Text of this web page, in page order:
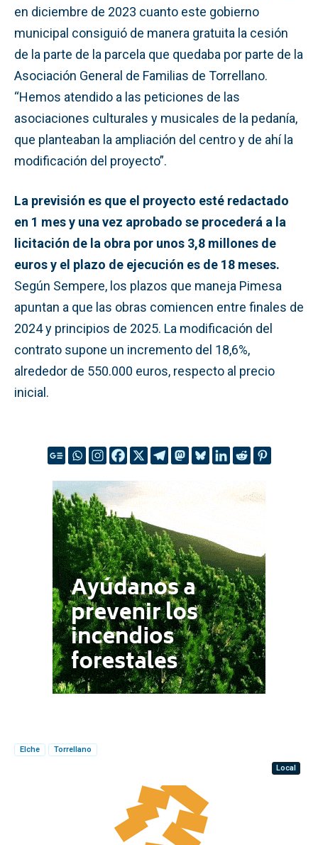
en diciembre de 2023 cuanto este gobierno
municipal consiguió de manera gratuita la cesión
de la parte de la parcela que quedaba por parte de la
Asociación General de Familias de Torrellano.
“Hemos atendido a las peticiones de las
asociaciones culturales y musicales de la pedanía,
que planteaban la ampliación del centro y de ahí la
modificación del proyecto”.
La previsión es que el proyecto esté redactado
en 1 mes y una vez aprobado se procederá a la
licitación de la obra por unos 3,8 millones de
euros y el plazo de ejecución es de 18 meses.
Según Sempere, los plazos que maneja Pimesa
apuntan a que las obras comiencen entre finales de
2024 y principios de 2025. La modificación del
contrato supone un incremento del 18,6%,
alrededor de 550.000 euros, respecto al precio
inicial.
Elche
Torrellano
Local